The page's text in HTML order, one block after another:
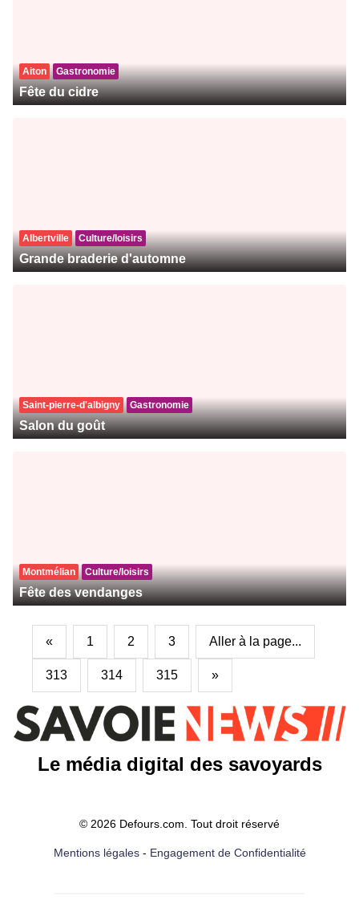
Aiton Gastronomie
Fête du cidre
Albertville Culture/loisirs
Grande braderie d'automne
Saint-pierre-d'albigny Gastronomie
Salon du goût
Montmélian Culture/loisirs
Fête des vendanges
« 1 2 3 Aller à la page...
313 314 315 »
Le média digital des savoyards
© 2026 Defours.com. Tout droit réservé
Mentions légales- Engagement de Confidentialité